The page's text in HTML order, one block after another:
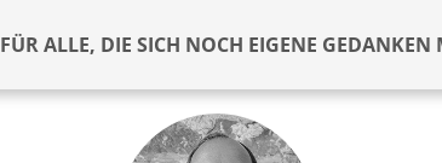
FÜR ALLE, DIE SICH NOCH EIGENE GEDANKEN